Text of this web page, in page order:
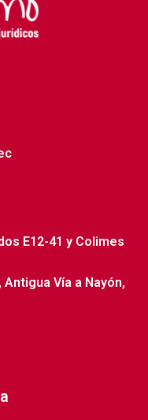
E12-41 y Colimes
Antigua Vía a Nayón,